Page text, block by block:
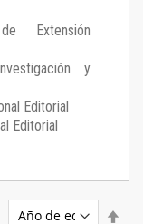
Extensión
y
Editorial
Editorial